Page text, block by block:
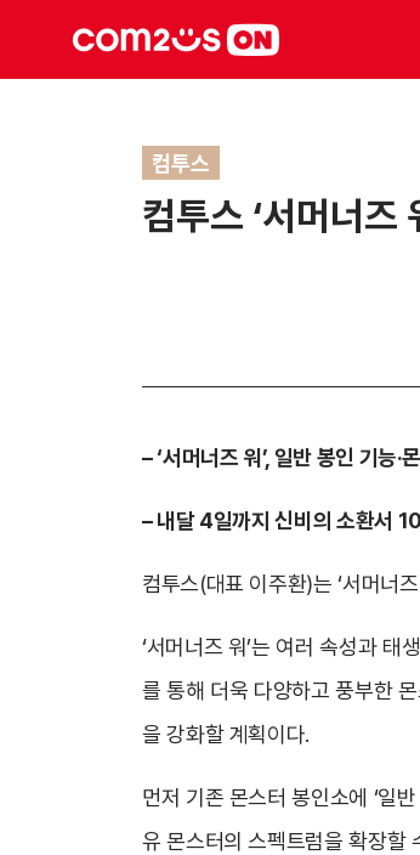
컴투스
컴투스 ‘서머너즈
– ‘서머너즈 워’, 일반 봉인 기능
– 내달 4일까지 신비의 소환서
컴투스(대표 이주환)는 ‘서머너
‘서머너즈 워’는 여러 속성과
를 통해 더욱 다양하고 풍부한
을 강화할 계획이다.
먼저 기존 몬스터 봉인소에 ‘일
유 몬스터의 스펙트럼을 확장할